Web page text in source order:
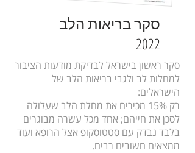
סקר בריאות הלב
2022
סקר ראשון בישראל לבדיקת מודעות הציבור
למחלות לב ולגבי בריאות הלב של
הישראלים:
רק 15% מכירים את מחלת הלב שעלולה
לסכן את חייהם; אחד מכל עשרה מבוגרים
בלבד נבדק עם סטטוסקופ אצל הרופא ועוד
ממצאים חשובים רבים.